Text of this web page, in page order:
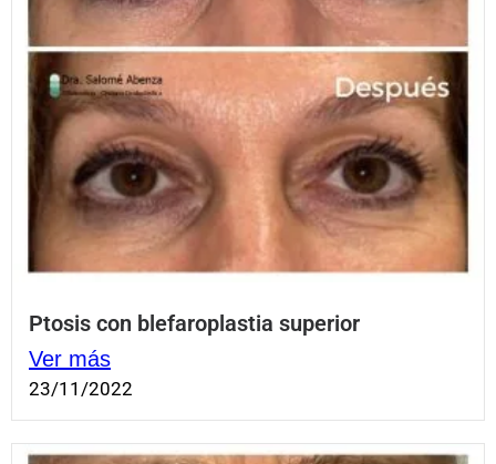
Ptosis con blefaroplastia superior
Ver más
23/11/2022